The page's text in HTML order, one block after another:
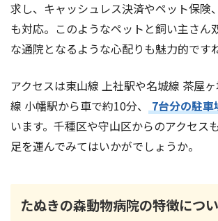
求し、キャッシュレス決済やペット保険
も対応。このようなペットと飼い主さん
な通院となるような心配りも魅力的です
アクセスは東山線 上社駅や名城線 茶屋
線 小幡駅から車で約10分、
7台分の駐車
います。千種区や守山区からのアクセス
足を運んでみてはいかがでしょうか。
たぬきの森動物病院の特徴につ